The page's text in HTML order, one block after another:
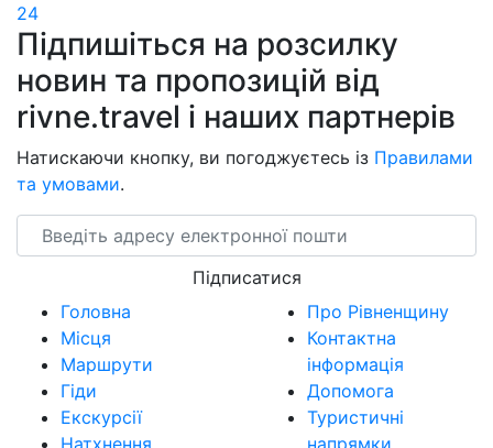
24
Підпишіться на розсилку
новин та пропозицій від
rivne.travel і наших партнерів
Натискаючи кнопку, ви погоджуєтесь із Правилами
та умовами.
Email
Підписатися
Головна
Місця
Маршрути
Гіди
Екскурсії
Про Рівненщину
Контактна
інформація
Допомога
Туристичні